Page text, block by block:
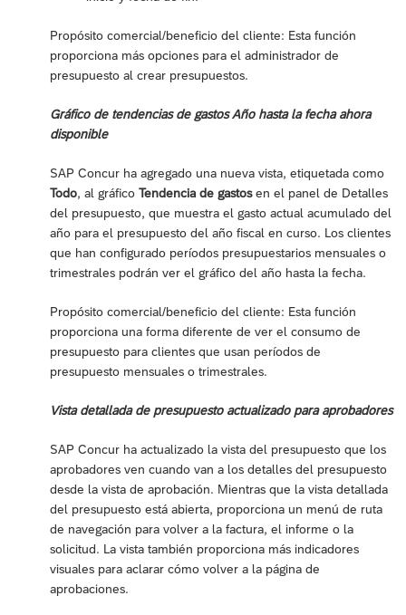
Propósito comercial/beneficio del cliente: Esta función
proporciona más opciones para el administrador de
presupuesto al crear presupuestos.
Gráfico de tendencias de gastos Año hasta la fecha ahora
disponible
SAP Concur ha agregado una nueva vista, etiquetada como
Todo, al gráfico Tendencia de gastosen el panel de Detalles
del presupuesto, que muestra el gasto actual acumulado del
año para el presupuesto del año fiscal en curso. Los clientes
que han configurado períodos presupuestarios mensuales o
trimestrales podrán ver el gráfico del año hasta la fecha.
Propósito comercial/beneficio del cliente: Esta función
proporciona una forma diferente de ver el consumo de
presupuesto para clientes que usan períodos de
presupuesto mensuales o trimestrales.
Vista detallada de presupuesto actualizado para aprobadores
SAP Concur ha actualizado la vista del presupuesto que los
aprobadores ven cuando van a los detalles del presupuesto
desde la vista de aprobación. Mientras que la vista detallada
del presupuesto está abierta, proporciona un menú de ruta
de navegación para volver a la factura, el informe o la
solicitud. La vista también proporciona más indicadores
visuales para aclarar cómo volver a la página de
aprobaciones.